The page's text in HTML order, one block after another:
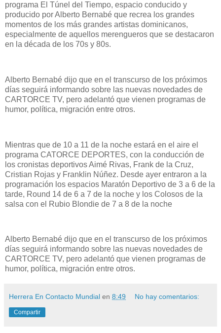
programa El Túnel del Tiempo, espacio conducido y
producido por Alberto Bernabé que recrea los grandes
momentos de los más grandes artistas dominicanos,
especialmente de aquellos merengueros que se destacaron
en la década de los 70s y 80s.
Alberto Bernabé dijo que en el transcurso de los próximos
días seguirá informando sobre las nuevas novedades de
CARTORCE TV, pero adelantó que vienen programas de
humor, política, migración entre otros.
Mientras que de 10 a 11 de la noche estará en el aire el
programa CATORCE DEPORTES, con la conducción de
los cronistas deportivos Aimé Rivas, Frank de la Cruz,
Cristian Rojas y Franklin Núñez. Desde ayer entraron a la
programación los espacios Maratón Deportivo de 3 a 6 de la
tarde, Round 14 de 6 a 7 de la noche y los Colosos de la
salsa con el Rubio Blondie de 7 a 8 de la noche
Alberto Bernabé dijo que en el transcurso de los próximos
días seguirá informando sobre las nuevas novedades de
CARTORCE TV, pero adelantó que vienen programas de
humor, política, migración entre otros.
Herrera En Contacto Mundial en 8:49 No hay comentarios:
Compartir